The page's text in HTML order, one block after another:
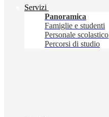
Servizi
Panoramica
Famiglie e studenti
Personale scolastico
Percorsi di studio